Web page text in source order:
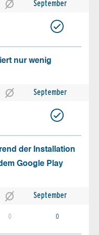
September
nur wenig
September
der Installation
Google Play
September
0 0